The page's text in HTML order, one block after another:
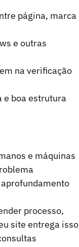
página, marca
e outras
na verificação
e boa estrutura
e máquinas
processo,
site entrega isso